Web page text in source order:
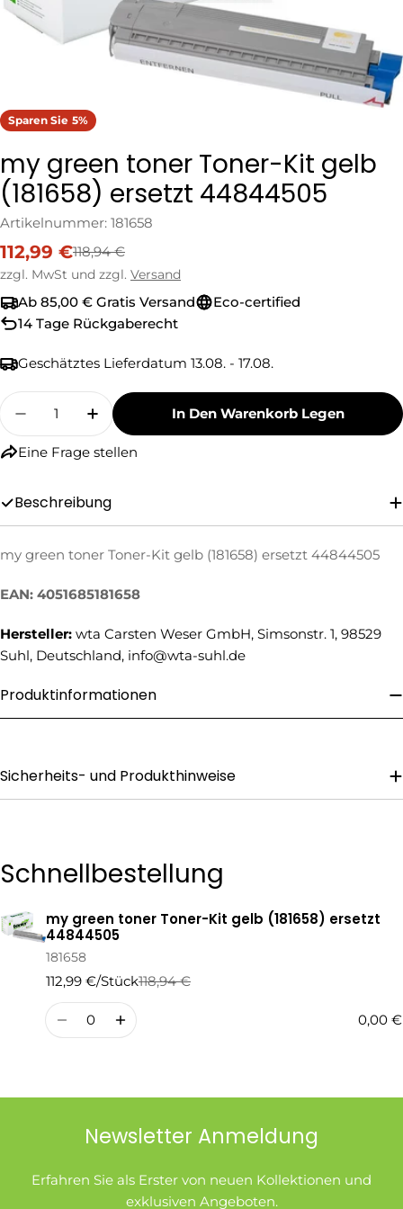
Sparen Sie 5%
my green toner Toner-Kit gelb
(181658) ersetzt 44844505
Artikelnummer: 181658
Verkaufspreis
112,99 €
Regulärer
Preis
118,94 €
zzgl. MwSt und zzgl. Versand
Ab 85,00 € Gratis Versand
Eco-certified
14 Tage Rückgaberecht
Geschätztes Lieferdatum 13.08. - 17.08.
Menge
Menge Für My Green Toner Toner-Kit Gelb
Menge Für My Green Toner Toner-
In Den Warenkorb Legen
Eine Frage stellen
Ihr
Ihre
Mail
Ihre
Telefonnummer
Nachricht
Frage Senden
Beschreibung
my green toner Toner-Kit gelb (181658) ersetzt 44844505
EAN: 4051685181658
Hersteller: wta Carsten Weser GmbH, Simsonstr. 1, 98529
Suhl, Deutschland, info@wta-suhl.de
Produktinformationen
Sicherheits- und Produkthinweise
Schnellbestellung
Ihr
Warenkorb
my green toner Toner-Kit gelb (181658) ersetzt
44844505
181658
112,99 €/Stück
Regulärer
Preis
118,94 €
Verkaufspreis
Menge
0,00 €
Newsletter Anmeldung
Erfahren Sie als Erster von neuen Kollektionen und
exklusiven Angeboten.